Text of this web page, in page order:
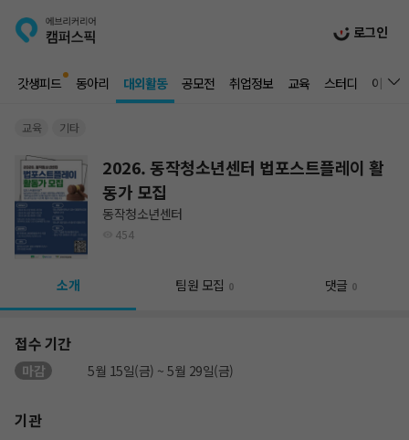
로그인
갓생피드 동아리 대외활동 공모전 취업정보 교육 스터디 이벤트
교육 기타
2026. 동작청소년센터 법포스트플레이 활
동가 모집
동작청소년센터
454
소개 팀원 모집 0 댓글 0
접수 기간
마감 5월 15일(금) ~ 5월 29일(금)
기관